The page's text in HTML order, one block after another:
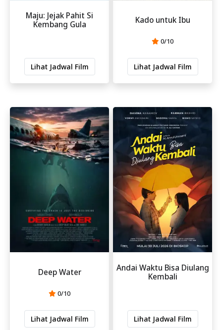
Maju: Jejak Pahit Si
Kembang Gula
Lihat Jadwal Film
Kado untuk Ibu
0/10
Lihat Jadwal Film
Deep Water
0/10
Lihat Jadwal Film
Andai Waktu Bisa Diulang
Kembali
Lihat Jadwal Film